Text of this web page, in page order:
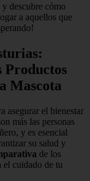
descubre cómo
a aquellos que
Productos
Mascota
asegurar el bienestar
más las personas
y es esencial
su salud y
de los
el cuidado de tu